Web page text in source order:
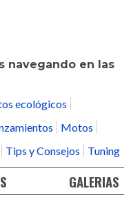
navegando en las
ecológicos
Motos
Tips y Consejos Tuning
GALERIAS